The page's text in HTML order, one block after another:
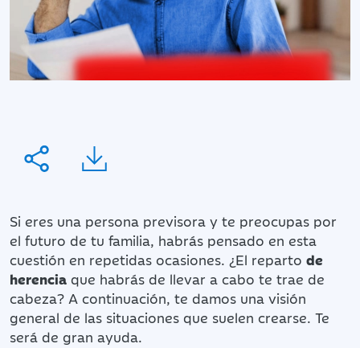
Si eres una persona previsora y te preocupas por
el futuro de tu familia, habrás pensado en esta
cuestión en repetidas ocasiones. ¿El reparto de
herencia que habrás de llevar a cabo te trae de
cabeza? A continuación, te damos una visión
general de las situaciones que suelen crearse. Te
será de gran ayuda.